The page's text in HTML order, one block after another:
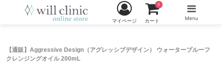
【通販】Aggressive Design（アグレッシブデザイン） ウォータープルーフ
クレンジングオイル 200mL
マイページ カート
0
Menu